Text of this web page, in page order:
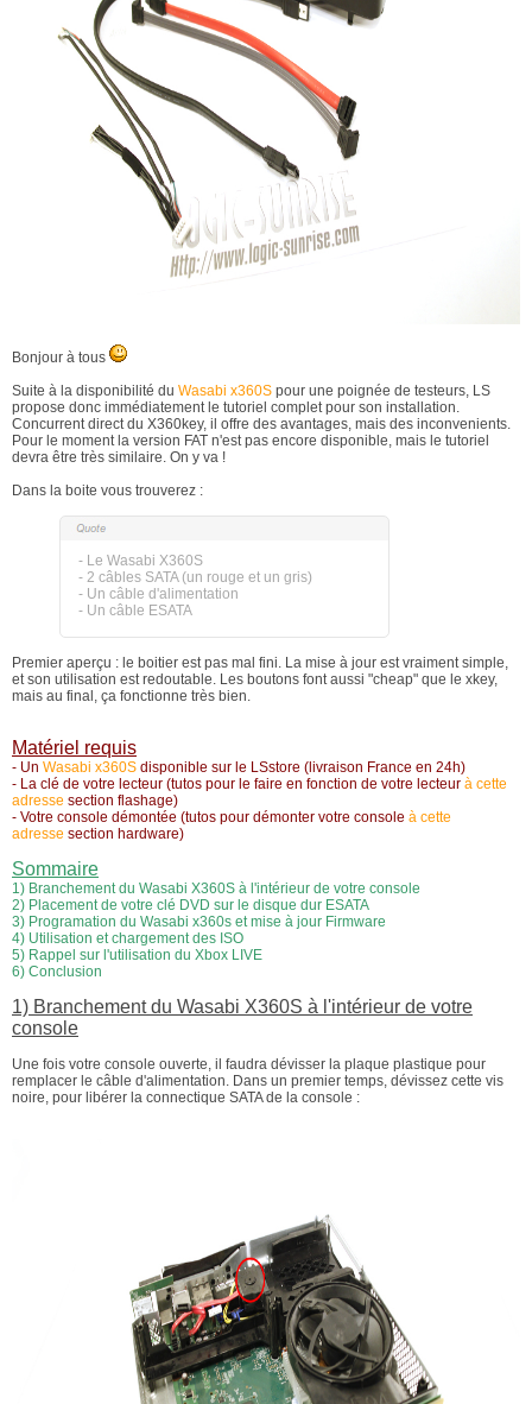
Bonjour à tous
Suite à la disponibilité du Wasabi x360S pour une poignée de testeurs, LS
propose donc immédiatement le tutoriel complet pour son installation.
Concurrent direct du X360key, il offre des avantages, mais des inconvenients.
Pour le moment la version FAT n'est pas encore disponible, mais le tutoriel
devra être très similaire. On y va !
Dans la boite vous trouverez :
- Le Wasabi X360S
- 2 câbles SATA (un rouge et un gris)
- Un câble d'alimentation
- Un câble ESATA
Premier aperçu : le boitier est pas mal fini. La mise à jour est vraiment simple,
et son utilisation est redoutable. Les boutons font aussi "cheap" que le xkey,
mais au final, ça fonctionne très bien.
Matériel requis
- Un Wasabi x360S disponible sur le LSstore (livraison France en 24h)
- La clé de votre lecteur (tutos pour le faire en fonction de votre lecteur à cette
adresse section flashage)
- Votre console démontée (tutos pour démonter votre console à cette
adresse section hardware)
Sommaire
1) Branchement du Wasabi X360S à l'intérieur de votre console
2) Placement de votre clé DVD sur le disque dur ESATA
3) Programation du Wasabi x360s et mise à jour Firmware
4) Utilisation et chargement des ISO
5) Rappel sur l'utilisation du Xbox LIVE
6) Conclusion
1) Branchement du Wasabi X360S à l'intérieur de votre
console
Une fois votre console ouverte, il faudra dévisser la plaque plastique pour
remplacer le câble d'alimentation. Dans un premier temps, dévissez cette vis
noire, pour libérer la connectique SATA de la console :